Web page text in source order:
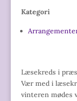
Kategori
Læsekreds i
Vær med i
vinteren mødes